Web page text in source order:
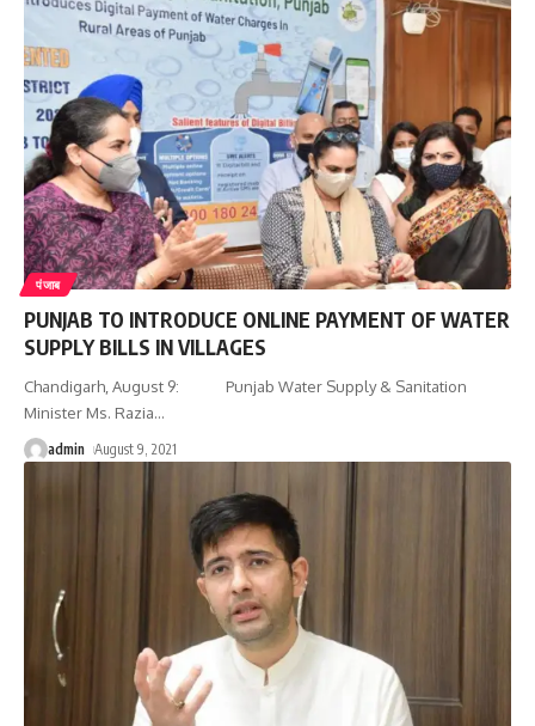
पंजाब
PUNJAB TO INTRODUCE ONLINE PAYMENT OF WATER
SUPPLY BILLS IN VILLAGES
Chandigarh, August 9: Punjab Water Supply & Sanitation
Minister Ms. Razia…
admin August 9, 2021